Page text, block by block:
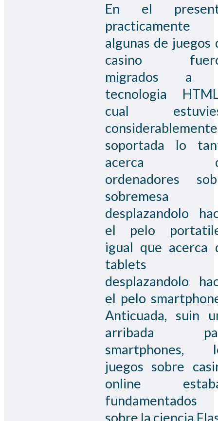
En el
practicamente
algunas de juegos
casino
migrados a
tecnologia
cual
considerablemente
soportada lo
acerca
ordenadores
sobremesa
desplazandolo
el pelo
igual que acerca
tablets
desplazandolo
el pelo
Anticuada, suin
arribada
smartphones,
juegos sobre
online
fundamentados
sobre la ciencia